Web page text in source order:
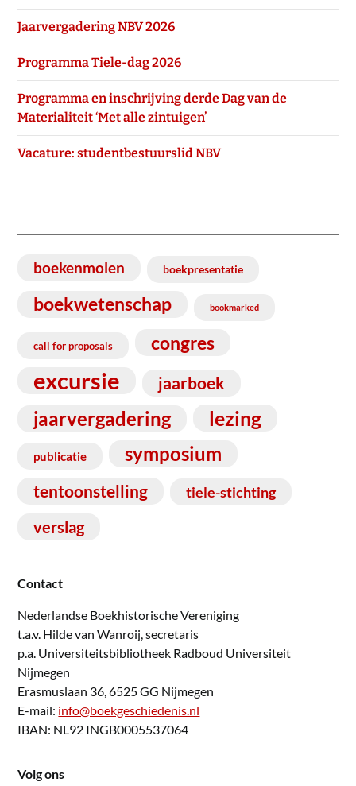
Jaarvergadering NBV 2026
Programma Tiele-dag 2026
Programma en inschrijving derde Dag van de
Materialiteit ‘Met alle zintuigen’
Vacature: studentbestuurslid NBV
boekenmolen boekpresentatie
boekwetenschap bookmarked
call for proposals congres
excursie jaarboek
jaarvergadering lezing
publicatie symposium
tentoonstelling tiele-stichting
verslag
Contact
Nederlandse Boekhistorische Vereniging
t.a.v. Hilde van Wanroij, secretaris
p.a. Universiteitsbibliotheek Radboud Universiteit
Nijmegen
Erasmuslaan 36, 6525 GG Nijmegen
E-mail: info@boekgeschiedenis.nl
IBAN: NL92 INGB0005537064
Volg ons